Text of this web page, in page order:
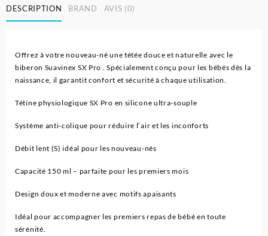
Plastique
SX
DESCRIPTION BRAND AVIS (0)
Offrez à votre nouveau-né une tétée douce et naturelle avec le
biberon Suavinex SX Pro . Spécialement conçu pour les bébés dès la
naissance, il garantit confort et sécurité à chaque utilisation.
Tétine physiologique SX Pro en silicone ultra-souple
Système anti-colique pour réduire l’air et les inconforts
Débit lent (S) idéal pour les nouveau-nés
Capacité 150 ml – parfaite pour les premiers mois
Design doux et moderne avec motifs apaisants
Idéal pour accompagner les premiers repas de bébé en toute
sérénité.